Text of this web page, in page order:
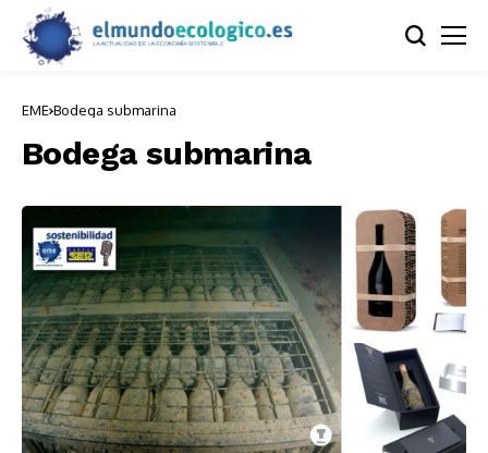
EME Bodega submarina
Bodega submarina